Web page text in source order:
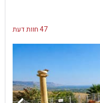
47 חוות דעת